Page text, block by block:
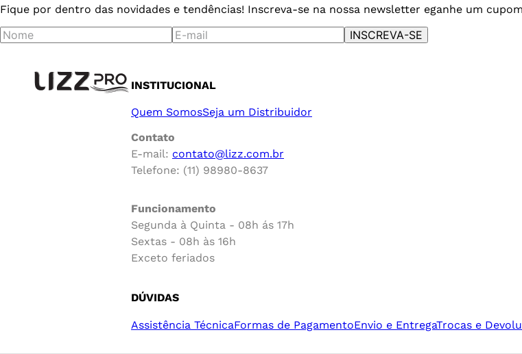
Fique por dentro das novidades e tendências! Inscreva-se na nossa newsletter eganhe um
INSCREVA-SE
INSTITUCIONAL
Quem SomosSeja um Distribuidor
Contato
E-mail: contato@lizz.com.br
Telefone: (11) 98980-8637
Funcionamento
Segunda à Quinta - 08h ás 17h
Sextas - 08h às 16h
Exceto feriados
DÚVIDAS
Assistência TécnicaFormas de PagamentoEnvio e EntregaTrocas e